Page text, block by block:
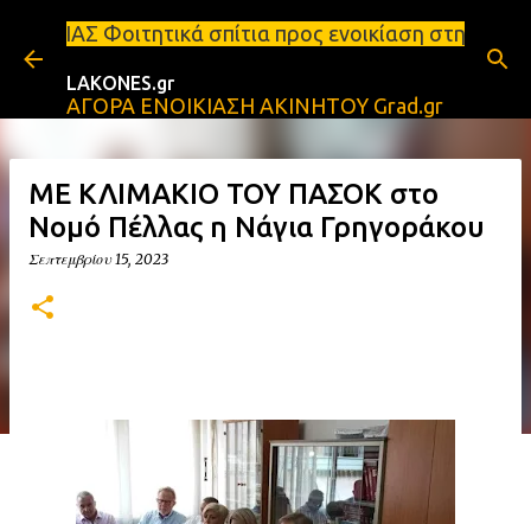
Μετάβαση στο κύριο περιεχόμενο
σπίτια προς ενοικίαση στη Σπάρτη
LAKONES.gr
ΑΓΟΡΑ ΕΝΟΙΚΙΑΣΗ ΑΚΙΝΗΤΟΥ Grad.gr
ΜΕ ΚΛΙΜΑΚΙΟ ΤΟΥ ΠΑΣΟΚ στο
Νομό Πέλλας η Νάγια Γρηγοράκου
Σεπτεμβρίου 15, 2023